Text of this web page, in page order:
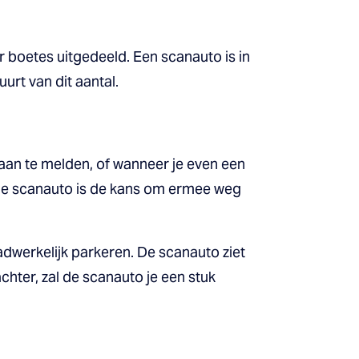
uitgedeeld. Een scanauto is in
van dit aantal.
te melden, of wanneer je even een
scanauto is de kans om ermee weg
parkeren. De scanauto ziet
zal de scanauto je een stuk